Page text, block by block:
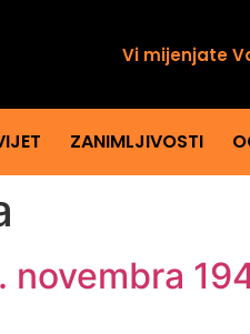
Vi mijenjate
ZANIMLJIVOSTI
novembra